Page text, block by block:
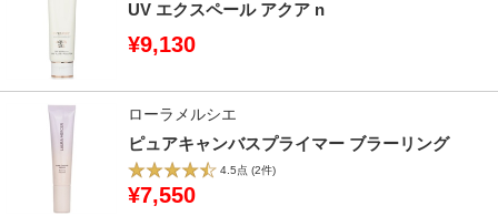
UV エクスペール アクア n
¥9,130
ローラメルシエ
ピュアキャンバスプライマー ブラーリング
4.5点 (2件)
¥7,550